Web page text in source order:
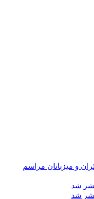
و میزبانان مراسم
شد
شد